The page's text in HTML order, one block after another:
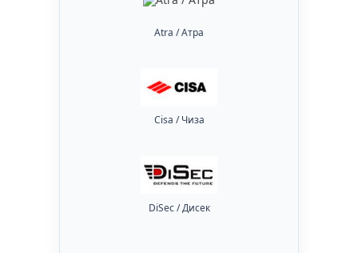
Atra / Атра
Cisa / Чиза
DiSec / Дисек